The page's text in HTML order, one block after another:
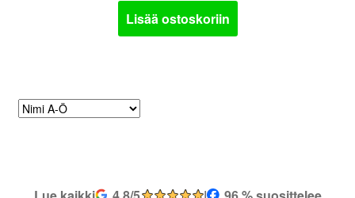
Lisää ostoskoriin